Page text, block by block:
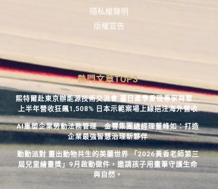
隱私權聲明
版權宣告
熱門文章TOP3
熙特爾赴東京辦能源技術交流會 臺日產學重磅專家齊聚
上半年營收狂飆1,508% 日本示範案場上線挹注海外營收
AI重塑企業勞動法務管理 金豐集團總經理董峰如：打造
企業最強智慧治理新夥伴
動動派對 畫出動物共生的美麗世界 「2026黃香老師第三
屆兒童繪畫獎」9月啟動徵件，邀請孩子用畫筆守護生命
與自然。